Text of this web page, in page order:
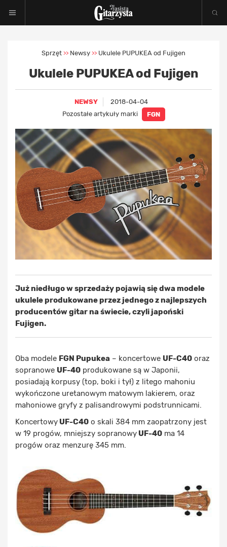
Sprzęt >> Newsy >> Ukulele PUPUKEA od Fujigen
Ukulele PUPUKEA od Fujigen
NEWSY
2018-04-04
Pozostałe artykuły marki
FGN
Już niedługo w sprzedaży pojawią się dwa modele
ukulele produkowane przez jednego z najlepszych
producentów gitar na świecie, czyli japoński
Fujigen.
Oba modele FGN Pupukea – koncertowe UF-C40 oraz
sopranowe UF-40 produkowane są w Japonii,
posiadają korpusy (top, boki i tył) z litego mahoniu
wykończone uretanowym matowym lakierem, oraz
mahoniowe gryfy z palisandrowymi podstrunnicami.
Koncertowy UF-C40 o skali 384 mm zaopatrzony jest
w 19 progów, mniejszy sopranowy UF-40 ma 14
progów oraz menzurę 345 mm.